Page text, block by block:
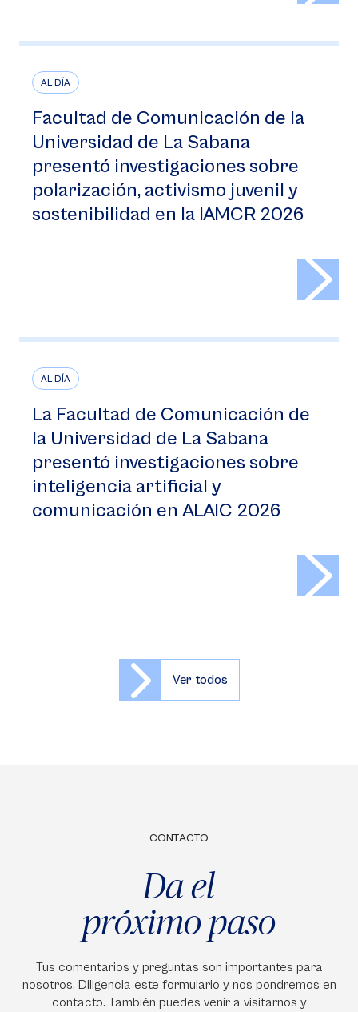
AL DÍA
Facultad de Comunicación de la
Universidad de La Sabana
presentó investigaciones sobre
polarización, activismo juvenil y
sostenibilidad en la IAMCR 2026
AL DÍA
La Facultad de Comunicación de
la Universidad de La Sabana
presentó investigaciones sobre
inteligencia artificial y
comunicación en ALAIC 2026
Ver todos
CONTACTO
Da el
próximo paso
Tus comentarios y preguntas son importantes para
nosotros. Diligencia este formulario y nos pondremos en
contacto. También puedes venir a visitarnos y